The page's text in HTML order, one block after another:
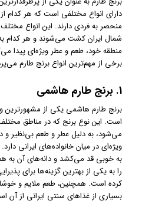
دارای انواع مختلفی است که هر کدام
منحصر به فردی دارند. این انواع
شمال ایران کشت می‌شوند و هر کدام
منطقه خود، طعم و عطر ویژه‌ای پیدا
برخی از مهم‌ترین انواع برنج طارم
1. برنج طارم هاشمی
برنج طارم هاشمی یکی از مشهورترین
است. این نوع برنج که در مناطق
می‌شود، به دلیل عطر و طعم بی‌نظیر و
ویژه‌ای در میان خانواده‌های ایرانی
به خوبی قد می‌کشد و دانه‌های آن به
را به یکی از بهترین گزینه‌ها برای
کرده است. همچنین، طعم ملایم و
بسیاری از غذاهای سنتی ایرانی از آن